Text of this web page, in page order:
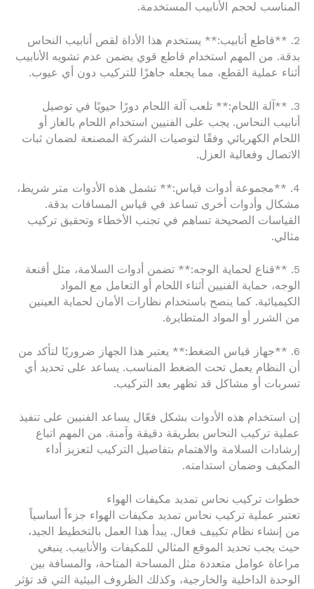
المناسب لحجم الأنابيب المستخدمة.
2. **قاطع أنابيب:** يستخدم هذا الأداة لقص أنابيب النحاس
بدقة. من المهم استخدام قاطع قوي يضمن عدم تشويه الأنابيب
أثناء عملية القطع، مما يجعله جاهزًا للتركيب دون أي عيوب.
3. **آلة اللحام:** تلعب آلة اللحام دورًا حيويًا في توصيل
أنابيب النحاس. يجب على الفنيين استخدام اللحام بالغاز أو
اللحام الكهربائي وفقًا لتوصيات الشركة المصنعة لضمان ثبات
الاتصال وفعالية العزل.
4. **مجموعة أدوات قياس:** تشمل هذه الأدوات متر شريط،
مشكال وأدوات أخرى تساعد في قياس المسافات بدقة.
القياسات الصحيحة تساهم في تجنب الأخطاء وتحقيق تركيب
مثالي.
5. **قناع لحماية الوجه:** تضمن أدوات السلامة، مثل أقنعة
الوجه، حماية الفنيين أثناء اللحام أو التعامل مع المواد
الكيميائية. كما ينصح باستخدام نظارات الأمان لحماية العينين
من الشرر أو المواد المتطايرة.
6. **جهاز قياس الضغط:** يعتبر هذا الجهاز ضروريًا لتأكد من
أن النظام يعمل تحت الضغط المناسب. يساعد على تحديد أي
تسربات أو مشاكل قد تظهر بعد التركيب.
إن استخدام هذه الأدوات بشكل فعّال يساعد الفنيين على تنفيذ
عملية تركيب النحاس بطريقة دقيقة وآمنة. من المهم اتباع
إرشادات السلامة والاهتمام بتفاصيل التركيب لتعزيز أداء
المكيف وضمان استدامته.
خطوات تركيب نحاس تمديد مكيفات الهواء
تعتبر عملية تركيب نحاس تمديد مكيفات الهواء جزءاً أساسياً
من إنشاء نظام تكييف فعال. يبدأ هذا العمل بالتخطيط الجيد،
حيث يجب تحديد الموقع المثالي للمكيفات والأنابيب. ينبغي
مراعاة عوامل متعددة مثل المساحة المتاحة، والمسافة بين
الوحدة الداخلية والخارجية، وكذلك الظروف البيئية التي قد تؤثر